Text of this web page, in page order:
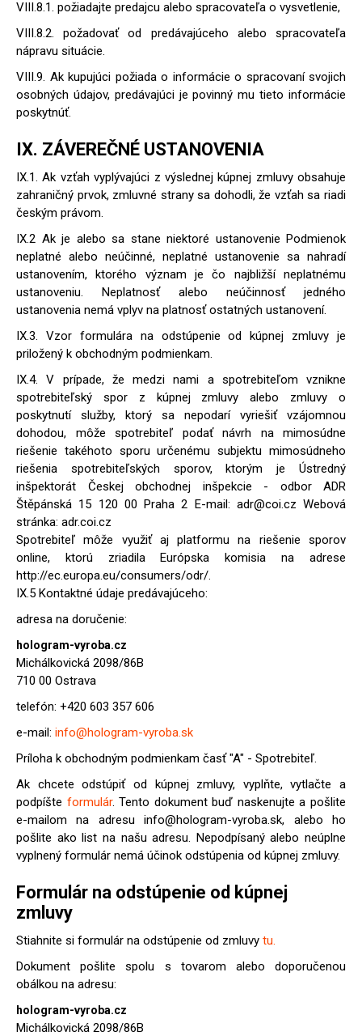
VIII.8.1. požiadajte predajcu alebo spracovateľa o vysvetlenie,
VIII.8.2. požadovať od predávajúceho alebo spracovateľa
nápravu situácie.
VIII.9. Ak kupujúci požiada o informácie o spracovaní svojich
osobných údajov, predávajúci je povinný mu tieto informácie
poskytnúť.
IX. ZÁVEREČNÉ USTANOVENIA
IX.1. Ak vzťah vyplývajúci z výslednej kúpnej zmluvy obsahuje
zahraničný prvok, zmluvné strany sa dohodli, že vzťah sa riadi
českým právom.
IX.2 Ak je alebo sa stane niektoré ustanovenie Podmienok
neplatné alebo neúčinné, neplatné ustanovenie sa nahradí
ustanovením, ktorého význam je čo najbližší neplatnému
ustanoveniu. Neplatnosť alebo neúčinnosť jedného
ustanovenia nemá vplyv na platnosť ostatných ustanovení.
IX.3. Vzor formulára na odstúpenie od kúpnej zmluvy je
priložený k obchodným podmienkam.
IX.4. V prípade, že medzi nami a spotrebiteľom vznikne
spotrebiteľský spor z kúpnej zmluvy alebo zmluvy o
poskytnutí služby, ktorý sa nepodarí vyriešiť vzájomnou
dohodou, môže spotrebiteľ podať návrh na mimosúdne
riešenie takéhoto sporu určenému subjektu mimosúdneho
riešenia spotrebiteľských sporov, ktorým je Ústredný
inšpektorát Českej obchodnej inšpekcie - odbor ADR
Štěpánská 15 120 00 Praha 2 E-mail: adr@coi.cz Webová
stránka: adr.coi.cz
Spotrebiteľ môže využiť aj platformu na riešenie sporov
online, ktorú zriadila Európska komisia na adrese
http://ec.europa.eu/consumers/odr/.
IX.5 Kontaktné údaje predávajúceho:
adresa na doručenie:
hologram-vyroba.cz
Michálkovická 2098/86B
710 00 Ostrava
telefón: +420 603 357 606
e-mail: info@hologram-vyroba.sk
Príloha k obchodným podmienkam časť "A" - Spotrebiteľ.
Ak chcete odstúpiť od kúpnej zmluvy, vyplňte, vytlačte a
podpíšte formulár. Tento dokument buď naskenujte a pošlite
e-mailom na adresu info@hologram-vyroba.sk, alebo ho
pošlite ako list na našu adresu. Nepodpísaný alebo neúplne
vyplnený formulár nemá účinok odstúpenia od kúpnej zmluvy.
Formulár na odstúpenie od kúpnej
zmluvy
Stiahnite si formulár na odstúpenie od zmluvy tu.
Dokument pošlite spolu s tovarom alebo doporučenou
obálkou na adresu:
hologram-vyroba.cz
Michálkovická 2098/86B